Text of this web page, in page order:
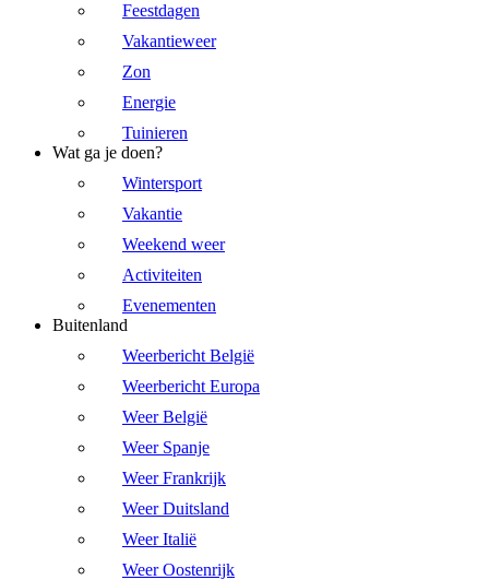
Feestdagen
Vakantieweer
Zon
Energie
Tuinieren
Wat ga je doen?
Wintersport
Vakantie
Weekend weer
Activiteiten
Evenementen
Buitenland
Weerbericht België
Weerbericht Europa
Weer België
Weer Spanje
Weer Frankrijk
Weer Duitsland
Weer Italië
Weer Oostenrijk